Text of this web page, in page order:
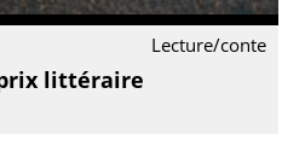
Lecture/conte
prix littéraire